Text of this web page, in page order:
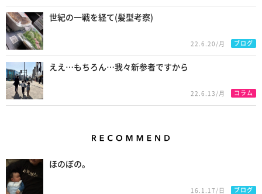
世紀の一戦を経て(髪型考察)
22.6.20/月 ブログ
ええ…もちろん…我々新参者ですから
22.6.13/月 コラム
ほのぼの。
16.1.17/日 ブログ